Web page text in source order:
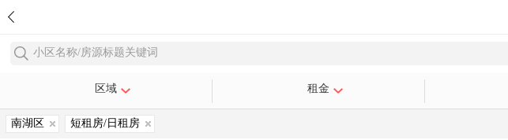
小区名称/房源标题关键词
区域 租金
南湖区 短租房/日租房